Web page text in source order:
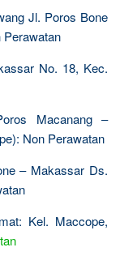
Jl. Poros Bone
No. 18, Kec.
Macanang –
Non Perawatan
– Makassar Ds.
Kel. Maccope,